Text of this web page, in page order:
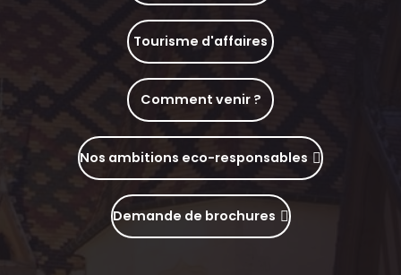
Tourisme d'affaires
Comment venir ?
Nos ambitions eco-responsables
Demande de brochures